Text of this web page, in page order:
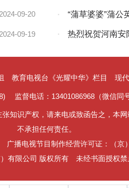
2024-09-20 ·
“蒲草婆婆”蒲公
目指定为“推荐产品
2024-09-19 ·
热烈祝贺河南安
教育电视台《光耀中华》栏目 现
监督电话：13401086968（微信同
知识产权，请来电或致函告之，本
不承担任何责任。
广播电视节目制作经营许可证：（京
有限公司 版权所有
未经书面授权禁